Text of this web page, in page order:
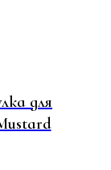
для